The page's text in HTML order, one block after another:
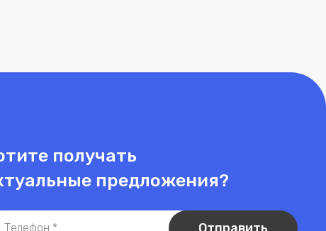
получать
предложения?